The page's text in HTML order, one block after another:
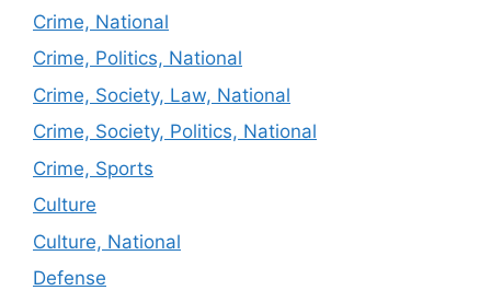
Crime, National
Crime, Politics, National
Crime, Society, Law, National
Crime, Society, Politics, National
Crime, Sports
Culture
Culture, National
Defense